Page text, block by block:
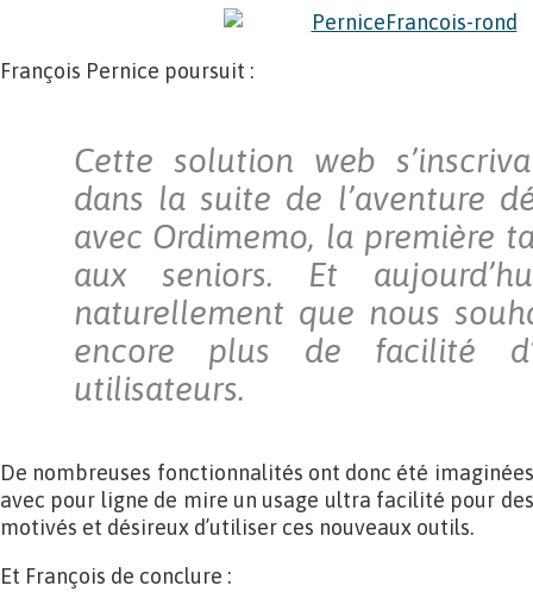
François Pernice poursuit :
Cette solution web
dans la suite de l’aventure
avec Ordimemo, la première
aux seniors. Et
naturellement que nous
encore plus de facilité
utilisateurs.
De nombreuses fonctionnalités ont donc été
avec pour ligne de mire un usage ultra facilité pour
motivés et désireux d’utiliser ces nouveaux outils.
Et François de conclure :